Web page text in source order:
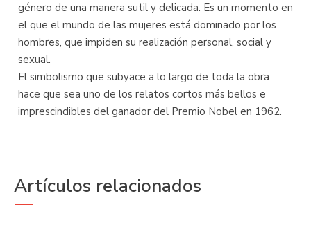
género de una manera sutil y delicada. Es un momento en
el que el mundo de las mujeres está dominado por los
hombres, que impiden su realización personal, social y
sexual.
El simbolismo que subyace a lo largo de toda la obra
hace que sea uno de los relatos cortos más bellos e
imprescindibles del ganador del Premio Nobel en 1962.
Artículos relacionados